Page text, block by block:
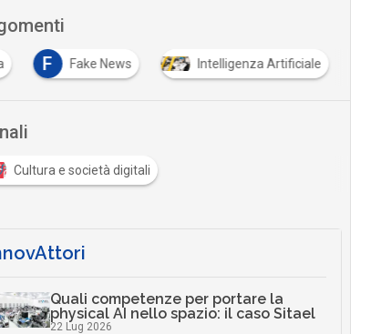
F Fake News Intelligenza Artificiale
Cultura e società digitali
Quali competenze per portare la
physical AI nello spazio: il caso Sitael
22 Lug 2026